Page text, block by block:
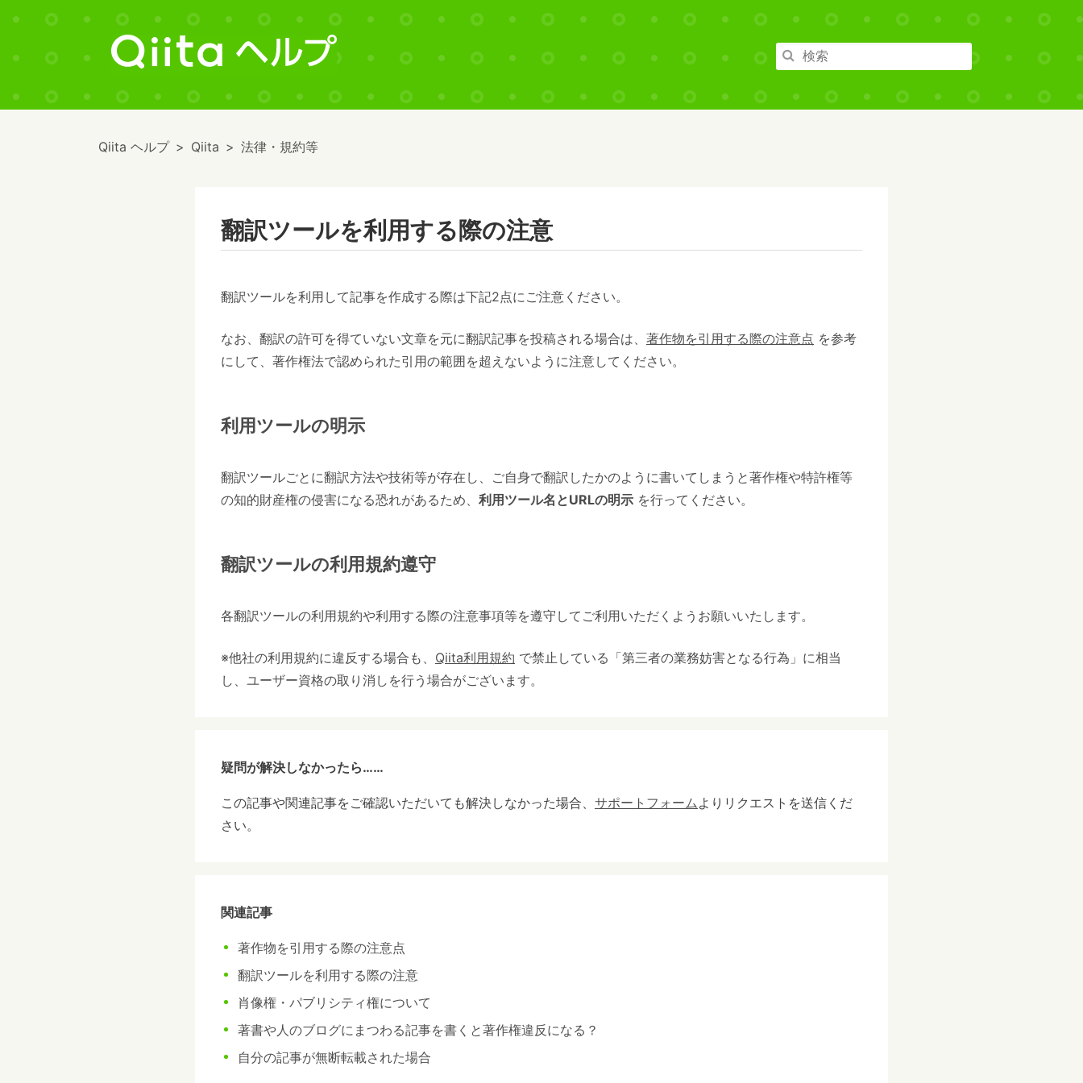
Qiita ヘルプ Qiita 法律・規約等
翻訳ツールを利用する際の注意
翻訳ツールを利用して記事を作成する際は下記2点にご注意ください。
なお、翻訳の許可を得ていない文章を元に翻訳記事を投稿される場合は、 著作物を引用する際の注意点 を参考
にして、著作権法で認められた引用の範囲を超えないように注意してください。
利用ツールの明示
翻訳ツールごとに翻訳方法や技術等が存在し、ご自身で翻訳したかのように書いてしまうと著作権や特許権等
の知的財産権の侵害になる恐れがあるため、 利用ツール名とURLの明示 を行ってください。
翻訳ツールの利用規約遵守
各翻訳ツールの利用規約や利用する際の注意事項等を遵守してご利用いただくようお願いいたします。
※他社の利用規約に違反する場合も、 Qiita利用規約 で禁止している「第三者の業務妨害となる行為」に相当
し、ユーザー資格の取り消しを行う場合がございます。
疑問が解決しなかったら……
この記事や関連記事をご確認いただいても解決しなかった場合、 サポートフォーム よりリクエストを送信くだ
さい。
関連記事
著作物を引用する際の注意点
翻訳ツールを利用する際の注意
肖像権・パブリシティ権について
著書や人のブログにまつわる記事を書くと著作権違反になる？
自分の記事が無断転載された場合